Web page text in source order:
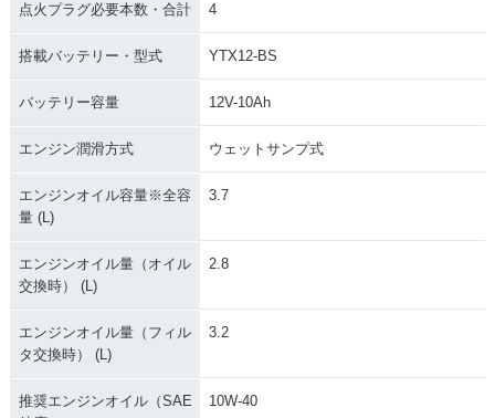
点火プラグ必要本数・合計 4
搭載バッテリー・型式 YTX12-BS
バッテリー容量 12V-10Ah
エンジン潤滑方式 ウェットサンプ式
エンジンオイル容量※全容
量 (L)
3.7
エンジンオイル量（オイル
交換時） (L)
2.8
エンジンオイル量（フィル
タ交換時） (L)
3.2
推奨エンジンオイル（SAE
10W-40